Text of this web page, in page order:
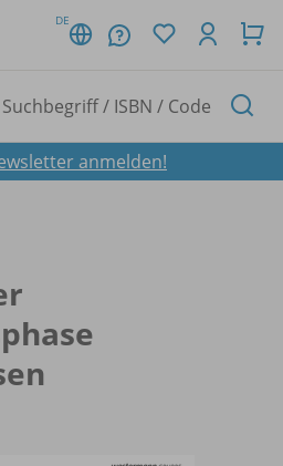
DE
anmelden!